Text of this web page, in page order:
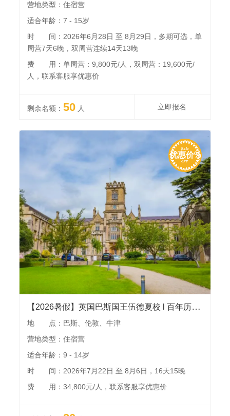
营地类型：住宿营
适合年龄：7 - 15岁
时 间：2026年6月28日 至 8月29日，多期可选，单
周营7天6晚，双周营连续14天13晚
费 用：单周营：9,800元/人，双周营：19,600元/
人，联系客服享优惠价
剩余名额：50 人 立即报名
优惠价%
【2026暑假】英国巴斯国王伍德夏校 l 百年历史私校开启第5年，感受世界文化遗产名城的魅力
地 点：巴斯、伦敦、牛津
营地类型：住宿营
适合年龄：9 - 14岁
时 间：2026年7月22日 至 8月6日，16天15晚
费 用：34,800元/人，联系客服享优惠价